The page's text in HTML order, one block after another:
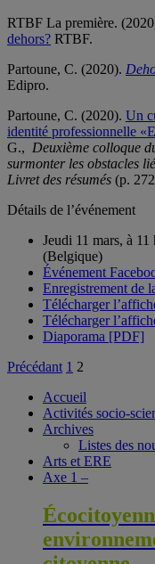
RTBF La première.
dehors? RTBF.
Partoune, C. (2020).
Edipro.
Partoune, C. (2020). Un
identité professionnelle
G., Deuxième colloque
surmonter les obstacles
Livret des résumés (p.
Détails de l’événement
Jeudi 11 mars, à
(Belgique)
Événement
Enregistrement de
Télécharger
Télécharger
Diaporama [PDF]
Pagination
des
publications
Précédant 1 2
Accueil
Activités socio-
Archives
Listes des
Arts et ERE
Axe 1 –